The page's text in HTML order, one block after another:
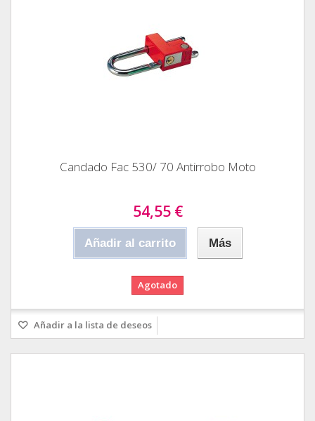
Candado Fac 530/ 70 Antirrobo Moto
54,55 €
Añadir al carrito Más
Agotado
Añadir a la lista de deseos